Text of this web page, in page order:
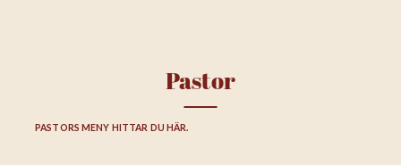
Pastor
PASTORS MENY HITTAR DU HÄR.